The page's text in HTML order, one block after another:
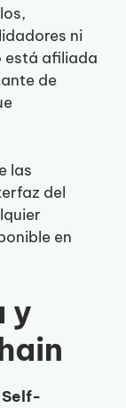
ni
está afiliada
de
las
del
en
y
Self-